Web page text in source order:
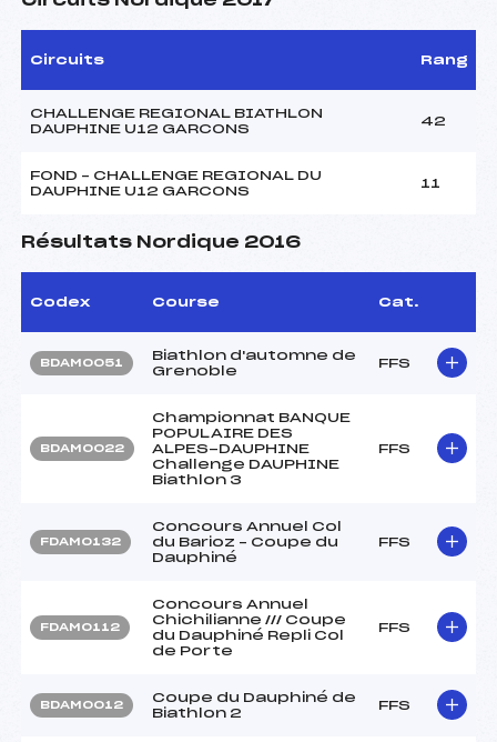
Circuits Rang
CHALLENGE REGIONAL BIATHLON
DAUPHINE U12 GARCONS
42
FOND – CHALLENGE REGIONAL DU
DAUPHINE U12 GARCONS
11
Résultats Nordique 2016
Codex Course Cat.
BDAM0051
Biathlon d'automne de
Grenoble
FFS
BDAM0022
Championnat BANQUE
POPULAIRE DES
ALPES-DAUPHINE
Challenge DAUPHINE
Biathlon 3
FFS
FDAM0132
Concours Annuel Col
du Barioz – Coupe du
Dauphiné
FFS
FDAM0112
Concours Annuel
Chichilianne /// Coupe
du Dauphiné Repli Col
de Porte
FFS
BDAM0012
Coupe du Dauphiné de
Biathlon 2
FFS